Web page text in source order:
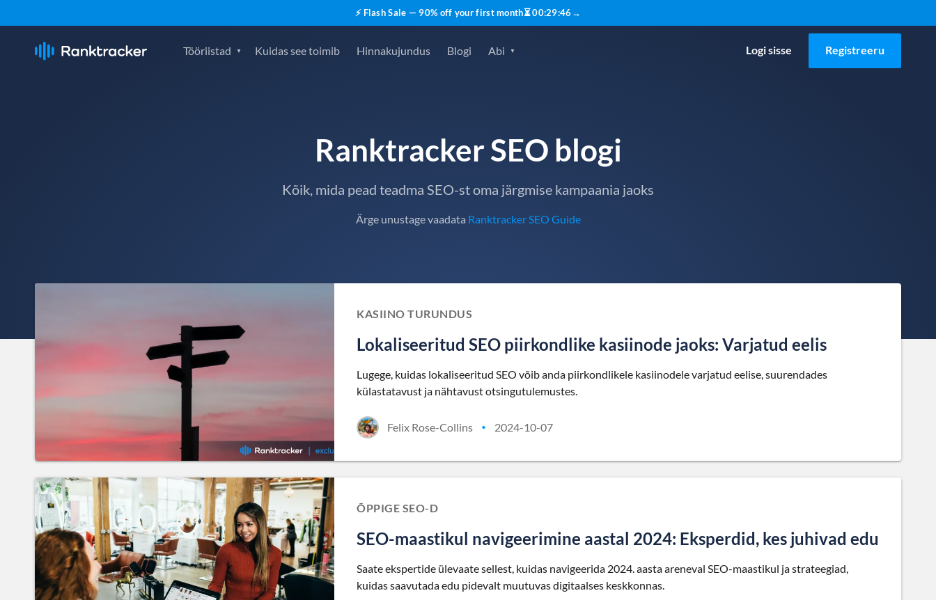
⚡ Flash Sale — 90% off your first month⏳00:29:45 →
Tööriistad Kuidas see toimib Hinnakujundus Blogi Abi Logi sisse Registreeru
Ranktracker SEO blogi
Kõik, mida pead teadma SEO-st oma järgmise kampaania jaoks
Ärge unustage vaadata Ranktracker SEO Guide
KASIINO TURUNDUS
Lokaliseeritud SEO piirkondlike kasiinode jaoks: Varjatud eelis
Lugege, kuidas lokaliseeritud SEO võib anda piirkondlikele kasiinodele varjatud eelise, suurendades
külastatavust ja nähtavust otsingutulemustes.
Felix Rose-Collins • 2024-10-07
ÕPPIGE SEO-D
SEO-maastikul navigeerimine aastal 2024: Eksperdid, kes juhivad edu
Saate ekspertide ülevaate sellest, kuidas navigeerida 2024. aasta areneval SEO-maastikul ja strateegiad,
kuidas saavutada edu pidevalt muutuvas digitaalses keskkonnas.